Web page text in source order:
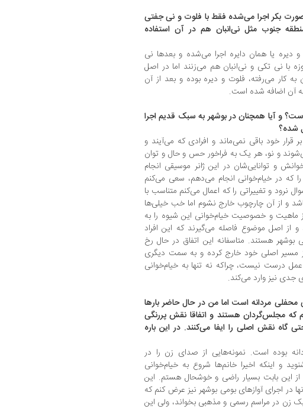
بکر اجرا می‌شده فقط با فلوت و نی جفتی
جنوب مثل نی‌انبان هم در آن استفاده
دیره یا همان دایره اجرا می‌شده و بعدها نی
با نی تکی و نی‌انبان هم می‌زنند اما در اصل
به کار می‌رفته، فلوت و دیره بوده و بعد از آن
آن اضافه شده است.
و آیا همچنان در بوشهر به سبک قدیم اجرا
شده؟
خود باقی نمی‌ماند و افرادی که می‌آیند و
و نو، هر یک به فراخور حس و حال و توان
و توانایی‌شان در این ژانر موسیقی انجام
که در خیام‌خوانی انجام می‌دهم، سعی می‌کنم
نرود و تغییراتی را که اعمال می‌کنم متناسب با
و از آن چارچوب خارج نشوم اما خب خیلی‌ها
و خصوصیت خیام‌خوانی این شیوه را به
و از اصل موضوع فاصله می‌گیرند که این افراد
بوشهر هستند. متاسفانه این اتفاق در حال رخ
مسیر اصلی خود خارج کرده و به سمت دیگری
درست نیست، چراکه نه تنها به خیام‌خوانی
جدی نیز وارد می‌کند.
محفلی مردانه است اما من در حال حاضر بارها
که مجلس‌گردان هستند و اتفاقا نقش پررنگی
گاه نقش اصلی را ایفا می‌کنند. در این باره
بوده است. نمونه‌هایی از صدای زن را در
و اینکه اخیرا خانم‌ها شروع به خیام‌خوانی
این بابت بسیار راضی و خوشحال هستم. این
در اجرای آوازهای بومی بوشهر نیز عرض کنم که
یک زن در مراسم رسمی و مذهبی بخواند، ولی این